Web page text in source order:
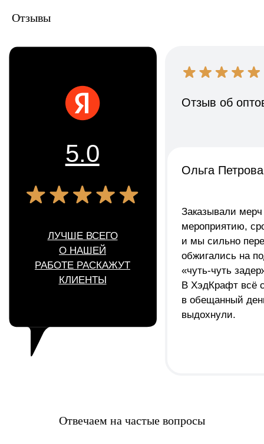
Отзывы
Отвечаем на частые вопросы
СВЯЖИТЕСЬ С НАМИ
TELEGRAM
Оправить
Подписаться на рассылку! Будте
в курсе акций и скидок!